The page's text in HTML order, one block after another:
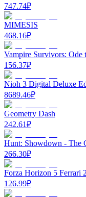
747.74₽
MIMESIS
468.16₽
Vampire Survivors: Ode
156.37₽
Nioh 3 Digital Deluxe
8689.46₽
Geometry Dash
242.61₽
Hunt: Showdown - The
266.30₽
Forza Horizon 5 Ferrari
126.99₽